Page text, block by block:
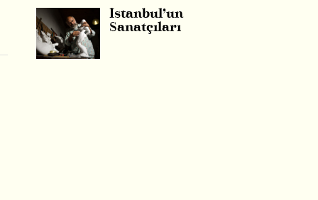
İstanbul’un
Sanatçıları